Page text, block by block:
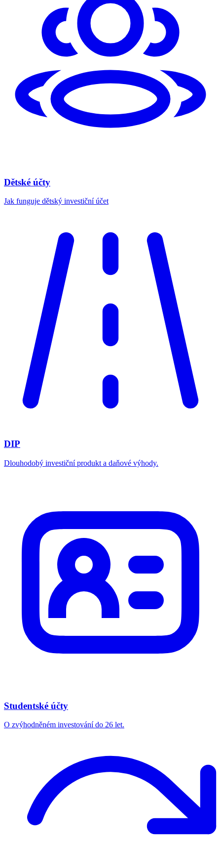
Dětské účty
Jak funguje dětský investiční účet
DIP
Dlouhodobý investiční produkt a daňové výhody.
Studentské účty
O zvýhodněném investování do 26 let.